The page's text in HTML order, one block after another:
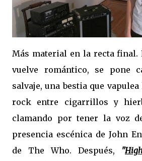
Más material en la recta final.
vuelve romántico, se pone
salvaje, una bestia que
rock entre cigarrillos y
clamando por tener la voz
presencia escénica de John
de The Who. Después, "